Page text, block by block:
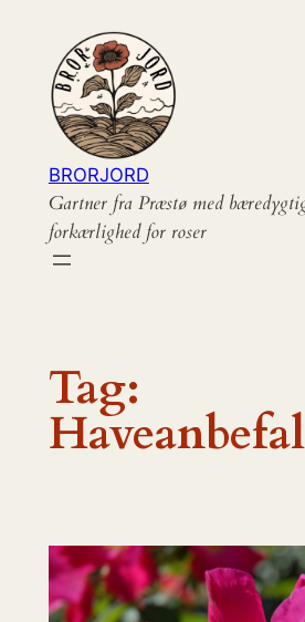
indhold
BRORJORD
Gartner fra Præstø med
forkærlighed for roser
Tag: